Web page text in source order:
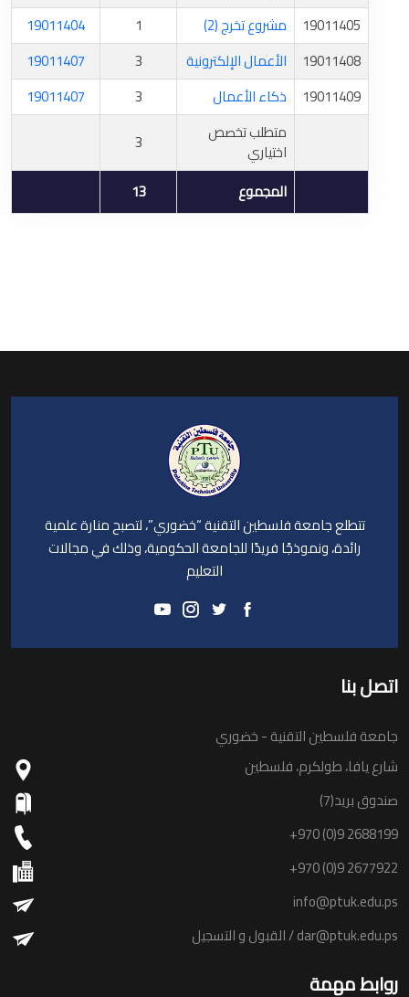
19011405
مشروع تخرج (2) 1
19011404
19011408
الأعمال الإلكترونية 3
19011407
19011409
ذكاء الأعمال 3
19011407
متطلب تخصص
اختياري
3
المجموع
13
تتطلع جامعة فلسطين التقنية “خضوري”، لتصبح منارة علمية
رائدة، ونموذجًا فريدًا للجامعة الحكومية، وذلك في مجالات
التعليم
اتصل بنا
جامعة فلسطين التقنية - خضوري
شارع يافا، طولكرم، فلسطين
صندوق بريد(7)
+970 (0)9 2688199
+970 (0)9 2677922
info@ptuk.edu.ps
dar@ptuk.edu.ps/ القبول و التسجيل
روابط مهمة